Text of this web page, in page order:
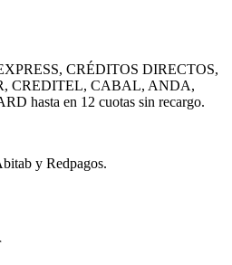
CRÉDITOS DIRECTOS,
CREDITEL, CABAL, ANDA,
hasta en 12 cuotas sin recargo.
y Redpagos.